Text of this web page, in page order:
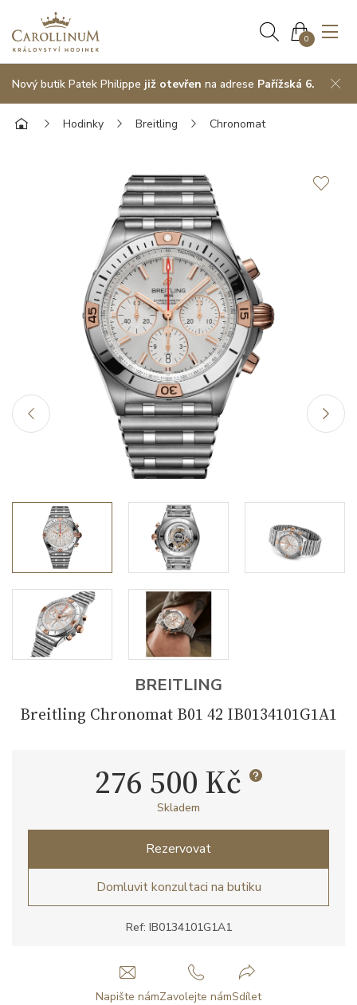
0
Nový butik Patek Philippe již otevřen na adrese Pařížská 6.
Hodinky Breitling Chronomat
BREITLING
Breitling Chronomat B01 42 IB0134101G1A1
Ref: IB0134101G1A1
276 500 Kč
Skladem
Rezervovat
Domluvit konzultaci na butiku
Napište námZavolejte námSdílet